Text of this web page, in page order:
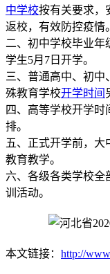
中学校按有关要求，
返校，有效防控疫情。
二、初中学校毕业年
学生5月7日开学。
三、普通高中、初
殊教育学校开学时间
四、高等学校开学时
排。
五、正式开学前，大
教育教学。
六、各级各类学校全
训活动。
本文链接： http://